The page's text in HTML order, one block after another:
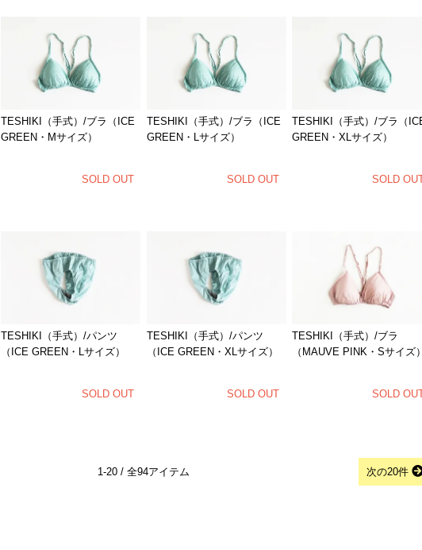
TESHIKI（手式）/ブラ（ICE
GREEN・Mサイズ）
SOLD OUT
TESHIKI（手式）/ブラ（ICE
GREEN・Lサイズ）
SOLD OUT
TESHIKI（手式）/ブラ（
GREEN・XLサイズ）
SOLD
TESHIKI（手式）/パンツ
（ICE GREEN・Lサイズ）
SOLD OUT
TESHIKI（手式）/パンツ
（ICE GREEN・XLサイズ）
SOLD OUT
TESHIKI（手式）/ブラ
（MAUVE PINK・Sサイズ）
SOLD
1-20 / 全94アイテム 次の20件